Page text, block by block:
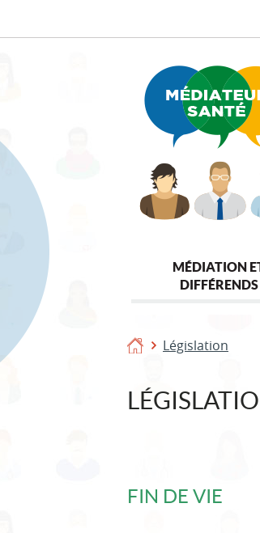
MÉDIATION
DIFFÉRENDS
Accueil
Législation
FIN DE VIE